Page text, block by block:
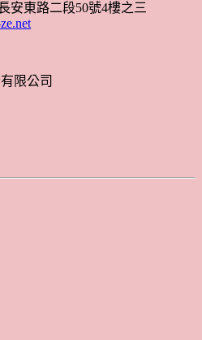
安東路二段50號4樓之三
限公司